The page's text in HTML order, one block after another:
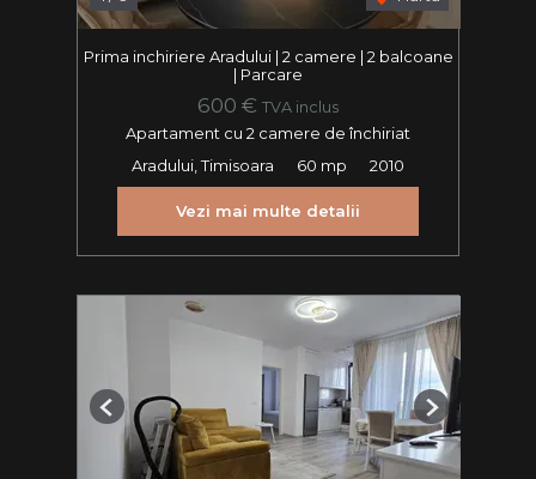
Prima inchiriere Aradului | 2 camere | 2 balcoane
| Parcare
600 € TVA inclus
Apartament cu 2 camere de închiriat
Aradului, Timisoara
60 mp 2010
Vezi mai multe detalii
Previous Next